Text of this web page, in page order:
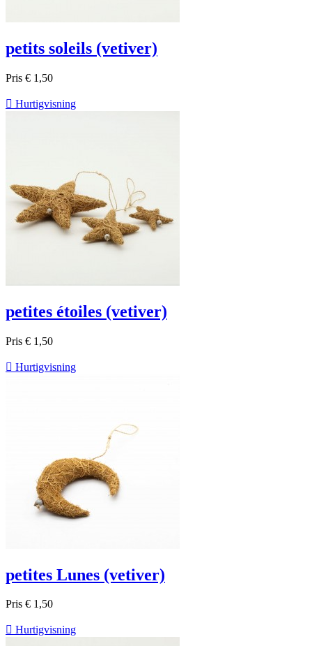
petits soleils (vetiver)
Pris € 1,50
 Hurtigvisning
petites étoiles (vetiver)
Pris € 1,50
 Hurtigvisning
petites Lunes (vetiver)
Pris € 1,50
 Hurtigvisning